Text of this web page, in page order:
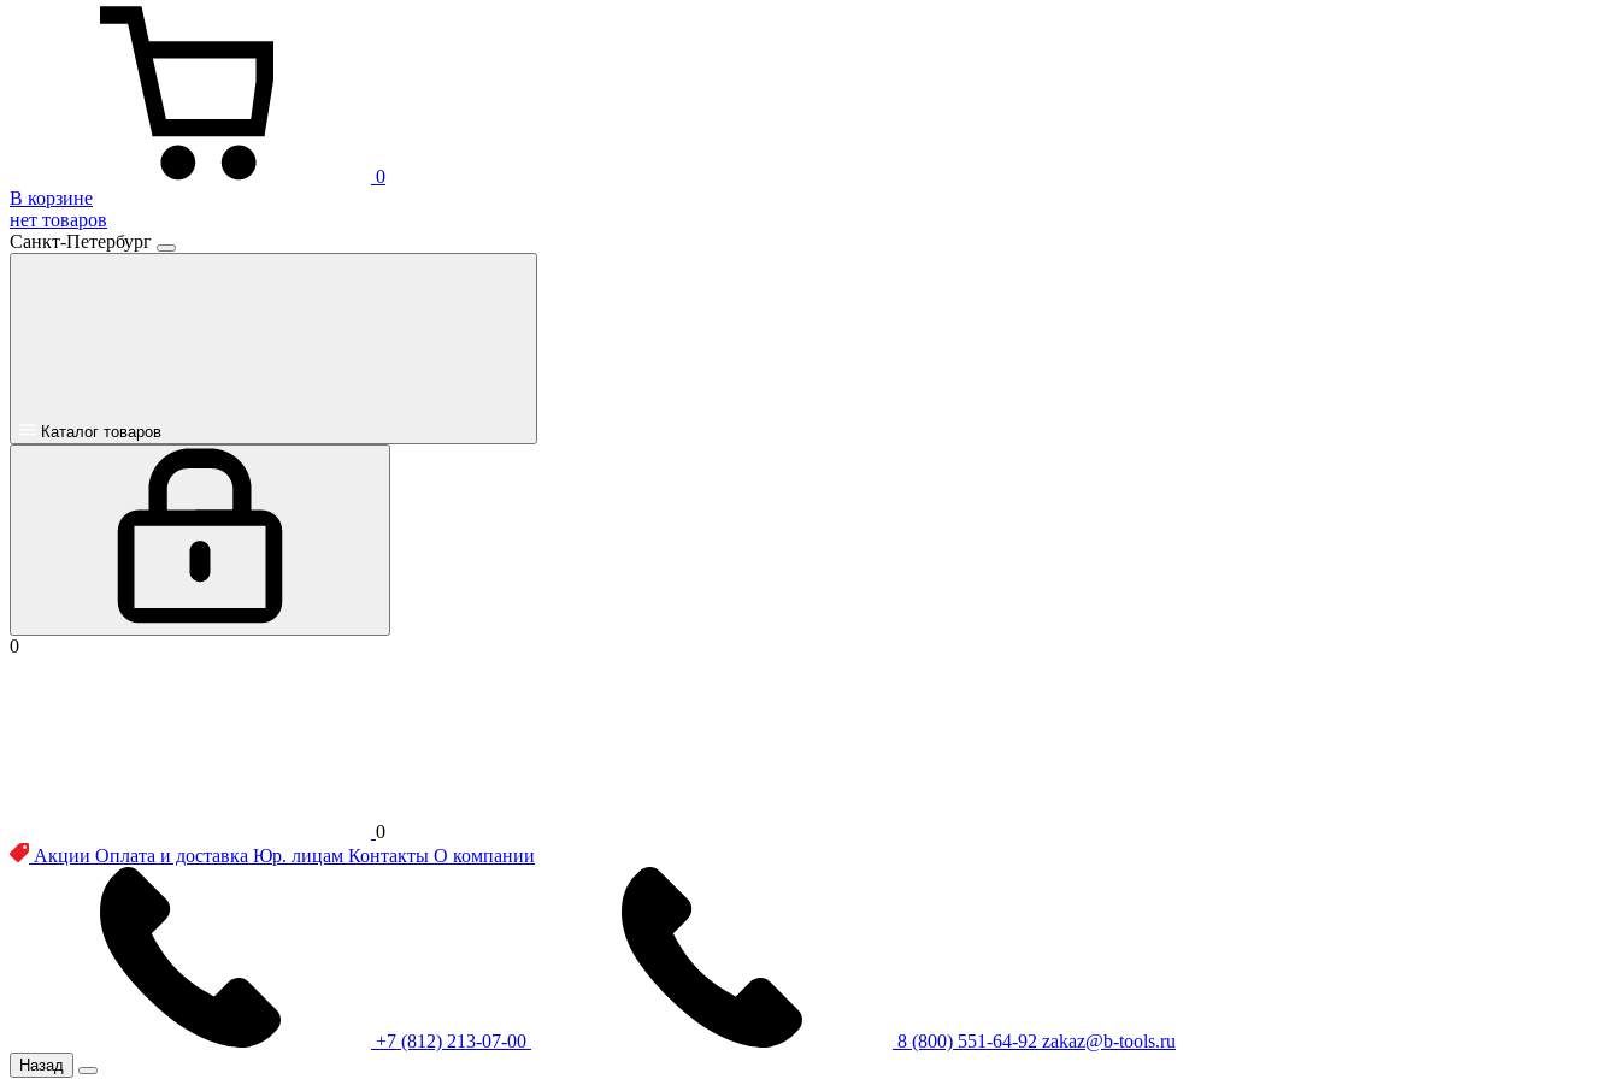
0
В корзине
нет товаров
Санкт-Петербург
Каталог товаров
0
0
Акции Оплата и доставка Юр. лицам Контакты О компании
+7 (812) 213-07-00 8 (800) 551-64-92 zakaz@b-tools.ru
Назад